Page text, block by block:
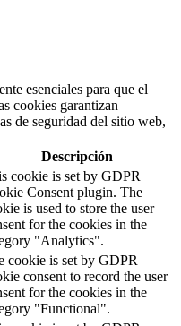
esenciales para que el
cookies garantizan
de seguridad del sitio web,
Descripción
cookie is set by GDPR
Consent plugin. The
is used to store the user
for the cookies in the
"Analytics".
cookie is set by GDPR
consent to record the user
for the cookies in the
"Functional".